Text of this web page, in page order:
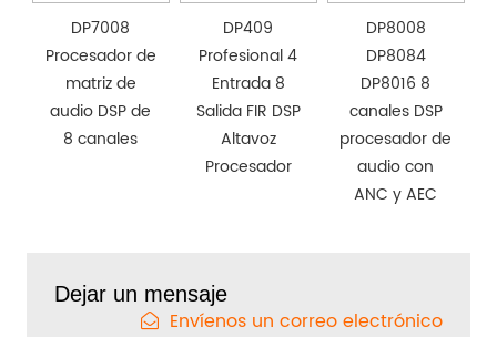
DP7008
Procesador de
matriz de
audio DSP de
8 canales
DP409
Profesional 4
Entrada 8
Salida FIR DSP
Altavoz
Procesador
DP8008
DP8084
DP8016 8
canales DSP
procesador de
audio con
ANC y AEC
Dejar un mensaje
Envíenos un correo electrónico